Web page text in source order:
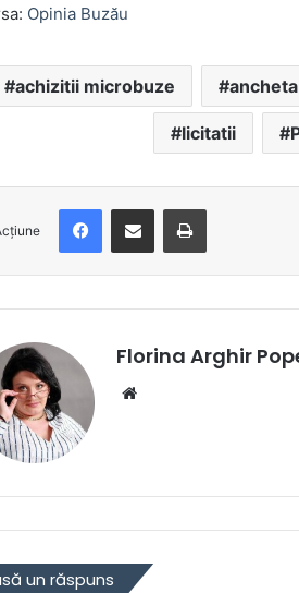
Opinia Buzău
achizitii microbuze ancheta
licitatii
FacebookDistribuie prin e-mail Imprimare
Florina Arghir
un răspuns